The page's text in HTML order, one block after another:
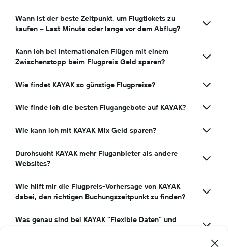
Wann ist der beste Zeitpunkt, um Flugtickets zu
kaufen – Last Minute oder lange vor dem Abflug?
Kann ich bei internationalen Flügen mit einem
Zwischenstopp beim Flugpreis Geld sparen?
Wie findet KAYAK so günstige Flugpreise?
Wie finde ich die besten Flugangebote auf KAYAK?
Wie kann ich mit KAYAK Mix Geld sparen?
Durchsucht KAYAK mehr Fluganbieter als andere
Websites?
Wie hilft mir die Flugpreis-Vorhersage von KAYAK
dabei, den richtigen Buchungszeitpunkt zu finden?
Was genau sind bei KAYAK "Flexible Daten" und